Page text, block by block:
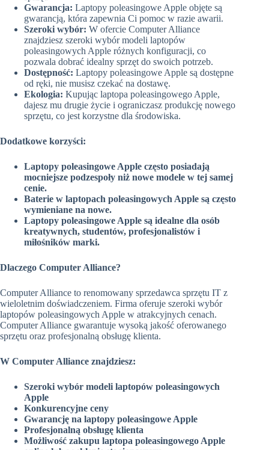
Gwarancja: Laptopy poleasingowe Apple objęte są
gwarancją, która zapewnia Ci pomoc w razie awarii.
Szeroki wybór: W ofercie Computer Alliance
znajdziesz szeroki wybór modeli laptopów
poleasingowych Apple różnych konfiguracji, co
pozwala dobrać idealny sprzęt do swoich potrzeb.
Dostępność: Laptopy poleasingowe Apple są dostępne
od ręki, nie musisz czekać na dostawę.
Ekologia: Kupując laptopa poleasingowego Apple,
dajesz mu drugie życie i ograniczasz produkcję nowego
sprzętu, co jest korzystne dla środowiska.
Dodatkowe korzyści:
Laptopy poleasingowe Apple często posiadają
mocniejsze podzespoły niż nowe modele w tej samej
cenie.
Baterie w laptopach poleasingowych Apple są często
wymieniane na nowe.
Laptopy poleasingowe Apple są idealne dla osób
kreatywnych, studentów, profesjonalistów i
miłośników marki.
Dlaczego Computer Alliance?
Computer Alliance to renomowany sprzedawca sprzętu IT z
wieloletnim doświadczeniem. Firma oferuje szeroki wybór
laptopów poleasingowych Apple w atrakcyjnych cenach.
Computer Alliance gwarantuje wysoką jakość oferowanego
sprzętu oraz profesjonalną obsługę klienta.
W Computer Alliance znajdziesz:
Szeroki wybór modeli laptopów poleasingowych
Apple
Konkurencyjne ceny
Gwarancję na laptopy poleasingowe Apple
Profesjonalną obsługę klienta
Możliwość zakupu laptopa poleasingowego Apple